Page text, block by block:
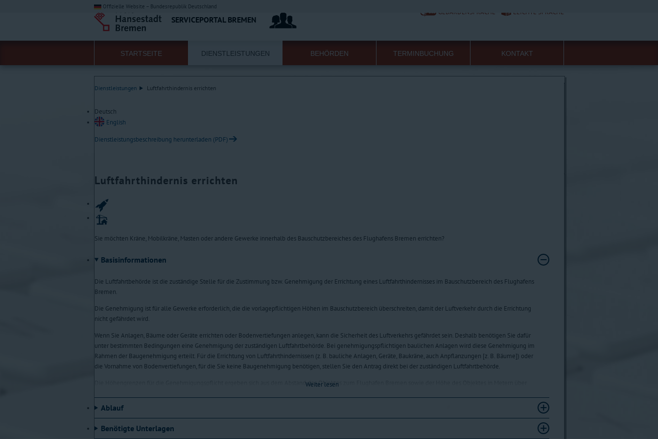
Offizielle Website – Bundesrepublik Deutschland
SERVICEPORTAL BREMEN
GEBÄRDENSPRACHE LEICHTE SPRACHE
STARTSEITE DIENSTLEISTUNGEN BEHÖRDEN TERMINBUCHUNG KONTAKT
Dienstleistungen Luftfahrthindernis errichten
Deutsch
English
Dienstleistungsbeschreibung herunterladen (PDF)
Luftfahrthindernis errichten
Sie möchten Kräne, Mobilkräne, Masten oder andere Gewerke innerhalb des Bauschutzbereiches des Flughafens Bremen errichten?
Basisinformationen
Die Luftfahrtbehörde ist die zuständige Stelle für die Zustimmung bzw. Genehmigung der Errichtung eines Luftfahrthindernisses im Bauschutzbereich des Flughafens
Bremen.
Die Genehmigung ist für alle Gewerke erforderlich, die die vorlagepflichtigen Höhen im Bauschutzbereich überschreiten, damit der Luftverkehr durch die Errichtung
nicht gefährdet wird.
Wenn Sie Anlagen, Bäume oder Geräte errichten oder Bodenvertiefungen anlegen, kann die Sicherheit des Luftverkehrs gefährdet sein. Deshalb benötigen Sie dafür
unter bestimmten Bedingungen eine Genehmigung der zuständigen Luftfahrtbehörde. Bei genehmigungspflichtigen baulichen Anlagen wird diese Genehmigung im
Rahmen der Baugenehmigung erteilt. Für die Errichtung von Luftfahrthindernissen (z. B. bauliche Anlagen, Geräte, Baukräne, auch Anpflanzungen [z. B. Bäume]) oder
die Vornahme von Bodenvertiefungen, für die Sie keine Baugenehmigung benötigen, stellen Sie den Antrag direkt bei der zuständigen Luftfahrtbehörde.
Die Höhengrenzen für die Genehmigungspflicht ergeben sich aus dem Abstand des Objektes zum Flughafen Bremen sowie der Höhe des Objektes in Metern über
Bäume und Geräte unabhängig von ihrer Höhe genehmigungspflichtig.
Im östlichen Bereich der Airport-Stadt sowie im Bereich der Schwäbisch-Hall-Siedlung gelten Ausnahmen. Hier ist die Genehmigungspflicht teilweise erst ab einer
Höhe von 18,2 m NHN gegeben.
Weiter lesen
Ablauf
Benötigte Unterlagen